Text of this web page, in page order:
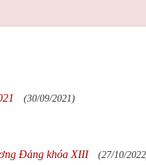
(30/09/2021)
Đảng khóa XIII (27/10/